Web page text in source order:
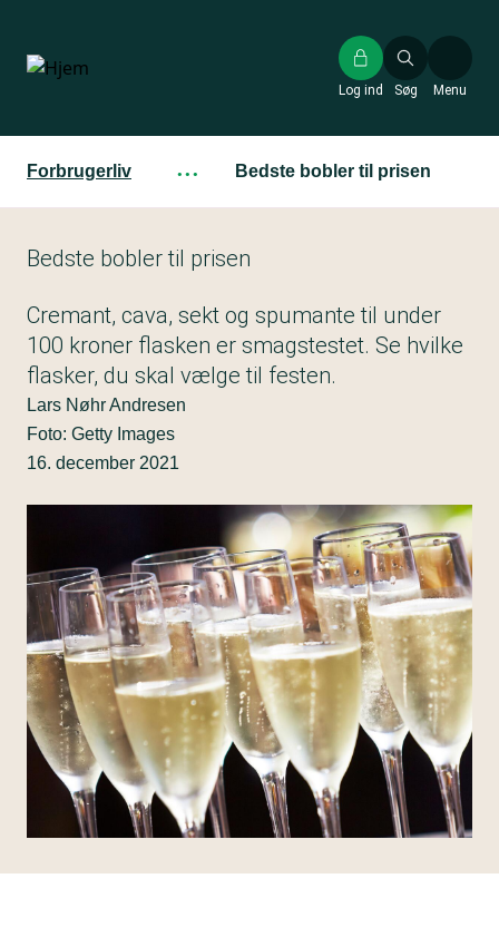
hovedindhold
Søg
Log ind Menu
Forbrugerliv ··· Bedste bobler til prisen
Bedste bobler til prisen
Cremant, cava, sekt og spumante til under
100 kroner flasken er smagstestet. Se hvilke
flasker, du skal vælge til festen.
Lars Nøhr Andresen
Foto: Getty Images
16. december 2021